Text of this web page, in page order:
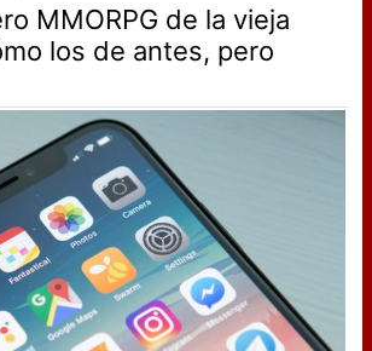
MMORPG de la vieja
los de antes, pero